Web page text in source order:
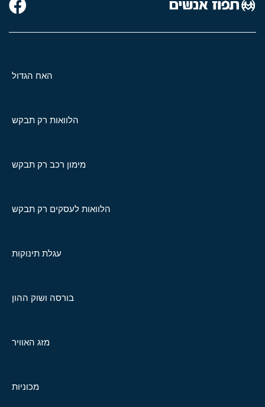
האח הגדול
הלוואות רק תבקש
מימון רכב רק תבקש
הלוואות לעסקים רק תבקש
עגלת תינוקות
בורסה ושוק ההון
מזג האוויר
מכוניות